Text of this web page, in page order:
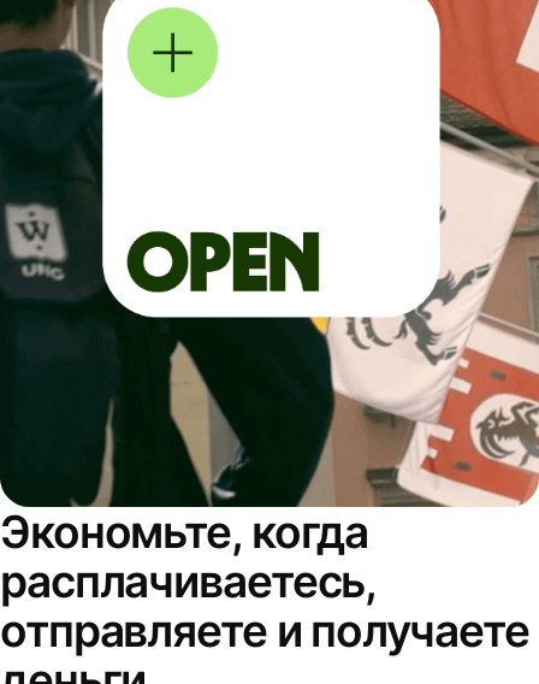
Экономьте, когда
расплачиваетесь,
отправляете и получаете